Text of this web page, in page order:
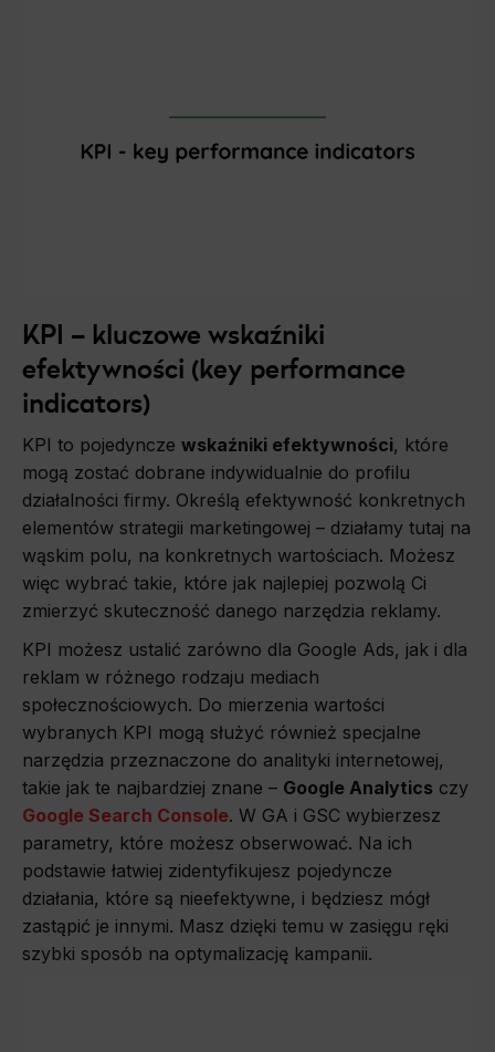
KPI – kluczowe wskaźniki
efektywności (key performance
indicators)
KPI to pojedyncze wskaźniki efektywności, które
mogą zostać dobrane indywidualnie do profilu
działalności firmy. Określą efektywność konkretnych
elementów strategii marketingowej – działamy tutaj na
wąskim polu, na konkretnych wartościach. Możesz
więc wybrać takie, które jak najlepiej pozwolą Ci
zmierzyć skuteczność danego narzędzia reklamy.
KPI możesz ustalić zarówno dla Google Ads, jak i dla
reklam w różnego rodzaju mediach
społecznościowych. Do mierzenia wartości
wybranych KPI mogą służyć również specjalne
narzędzia przeznaczone do analityki internetowej,
takie jak te najbardziej znane – Google Analytics czy
Google Search Console. W GA i GSC wybierzesz
parametry, które możesz obserwować. Na ich
podstawie łatwiej zidentyfikujesz pojedyncze
działania, które są nieefektywne, i będziesz mógł
zastąpić je innymi. Masz dzięki temu w zasięgu ręki
szybki sposób na optymalizację kampanii.